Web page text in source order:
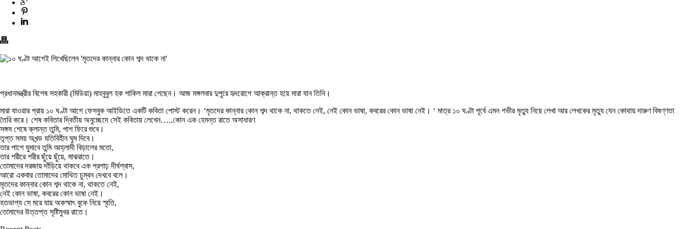
প্রধানমন্ত্রীর বিশেষ সহকারী (মিডিয়া) মাহবুবুল হক শাকিল মারা গেছেন। আজ মঙ্গলবার দুপুরে হৃদরোগে আক্রান্ত হয়ে মারা যান তিনি।
মারা যাওয়ার প্রায় ১০ ঘণ্টা আগে ফেসবুক আইডিতে একটি কবিতা পোস্ট করেন। ‘মৃতদের কান্নার কোন শব্দ থাকে না, থাকতে নেই, নেই কোন ভাষা, কবরের কোন ভাষা নেই। ‘ মাত্র ১০ ঘণ্টা পূর্বে এমন গভীর মৃত্যু নিয়ে লেখা আর লেখকের মৃত্যু যেন কোথায় দারুণ বিষণ্ণতা
তৈরি করে। শেষ কবিতার দ্বিতীয় অনুচ্ছেদে সেই কবিতায় লেখেন…..কোন এক হেমন্ত রাতে অসাধারণ
সঙ্গম শেষে ক্লান্ত তুমি, পাশ ফিরে শুবে।
তৃপ্ত সময় অখন্ড যতিবিহীন ঘুম দিবে।
তার পাশে ঘুমাবে তুমি আহ্লাদী বিড়ালের মতো,
তার শরীরে শরীর ছুঁয়ে ছুঁয়ে, মাঝরাতে।
তোমাদের দরজায় দাঁড়িয়ে থাকবে এক প্রগাঢ় দীর্ঘশ্বাস,
আরো একবার তোমাদের মোথিত চুম্বন দেখবে বলে।
মৃতদের কান্নার কোন শব্দ থাকে না, থাকতে নেই,
নেই কোন ভাষা, কবরের কোন ভাষা নেই।
হতভাগ্য সে মরে যায় অকস্মাৎ বুকে নিয়ে স্মৃতি,
তোমাদের উত্তপ্ত সৃষ্টিমুখর রাতে।